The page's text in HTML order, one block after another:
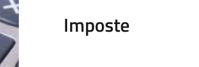
Imposte